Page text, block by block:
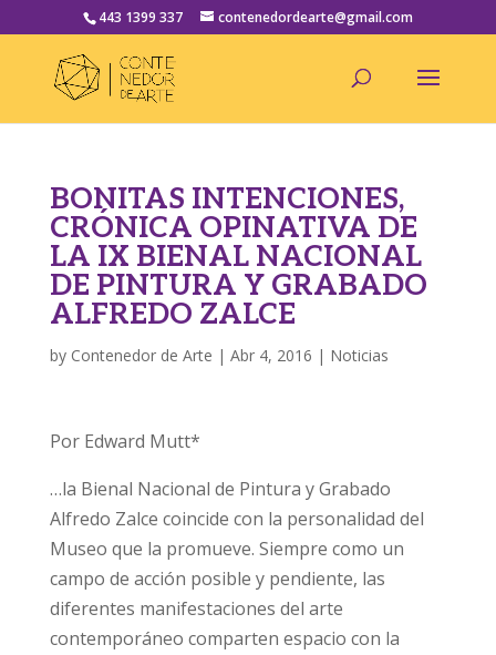
443 1399 337 contenedordearte@gmail.com
BONITAS INTENCIONES,
CRÓNICA OPINATIVA DE
LA IX BIENAL NACIONAL
DE PINTURA Y GRABADO
ALFREDO ZALCE
by Contenedor de Arte | Abr 4, 2016 | Noticias
Por Edward Mutt*
…la Bienal Nacional de Pintura y Grabado
Alfredo Zalce coincide con la personalidad del
Museo que la promueve. Siempre como un
campo de acción posible y pendiente, las
diferentes manifestaciones del arte
contemporáneo comparten espacio con la